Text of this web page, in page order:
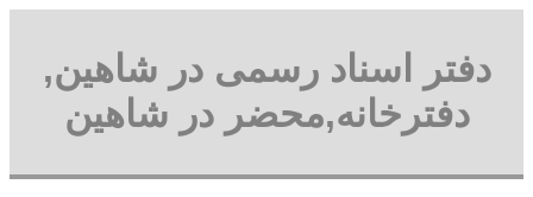
دفتر اسناد رسمی در شاهین,
دفترخانه,محضر در شاهین